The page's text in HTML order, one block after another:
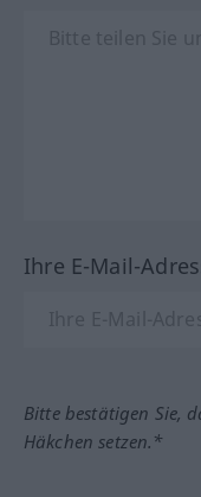
Ihre E-Mail-
Bitte bestätigen Sie,
Häkchen setzen.*